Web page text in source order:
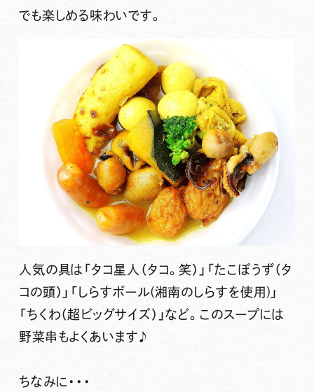
でも楽しめる味わいです。
人気の具は「タコ星人（タコ。笑）」「たこぼうず（タ
コの頭）」「しらすボール(湘南のしらすを使用)」
「ちくわ（超ビッグサイズ）」など。このスープには
野菜串もよくあいます♪
ちなみに・・・